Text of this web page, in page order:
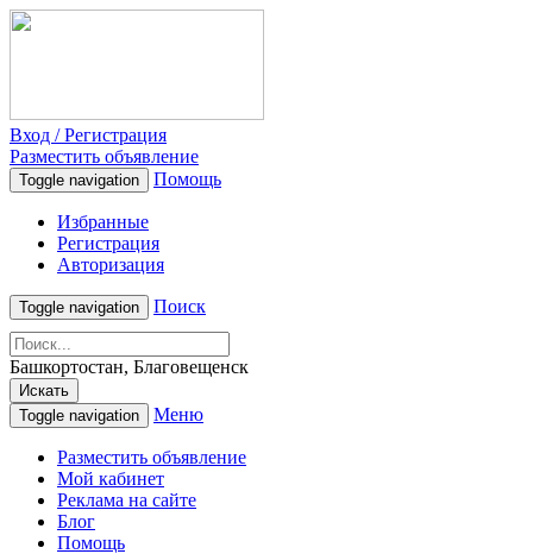
Вход / Регистрация
Разместить объявление
Toggle navigation Помощь
Избранные
Регистрация
Авторизация
Toggle navigation Поиск
Башкортостан, Благовещенск
Искать
Toggle navigation
Меню
Разместить объявление
Мой кабинет
Реклама на сайте
Блог
Помощь